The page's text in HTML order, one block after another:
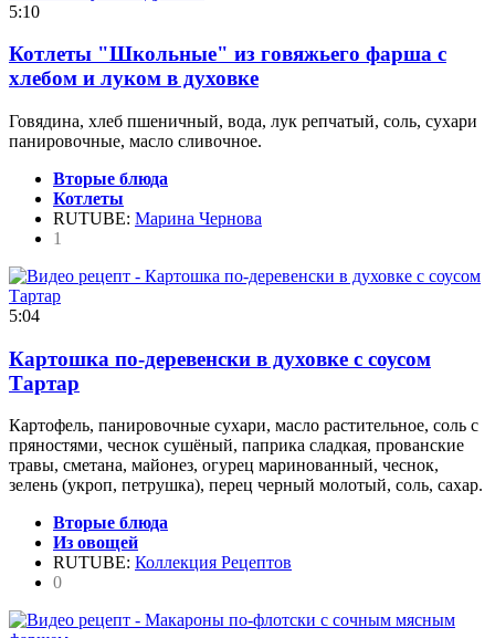
5:10
Котлеты "Школьные" из говяжьего фарша с
хлебом и луком в духовке
Говядина, хлеб пшеничный, вода, лук репчатый, соль, сухари
панировочные, масло сливочное.
Вторые блюда
Котлеты
RUTUBE: Марина Чернова
1
5:04
Картошка по-деревенски в духовке с соусом
Тартар
Картофель, панировочные сухари, масло растительное, соль с
пряностями, чеснок сушёный, паприка сладкая, прованские
травы, сметана, майонез, огурец маринованный, чеснок,
зелень (укроп, петрушка), перец черный молотый, соль, сахар.
Вторые блюда
Из овощей
RUTUBE: Коллекция Рецептов
0